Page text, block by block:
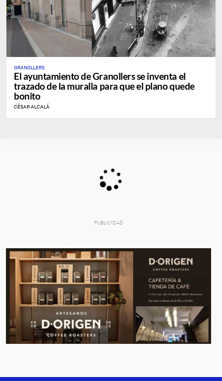
GRANOLLERS
El ayuntamiento de Granollers se inventa el
trazado de la muralla para que el plano quede
bonito
CÉSAR ALCALÁ